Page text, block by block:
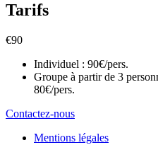
Tarifs
€90
Individuel : 90€/pers.
Groupe à partir de 3
80€/pers.
Contactez-nous
Mentions légales